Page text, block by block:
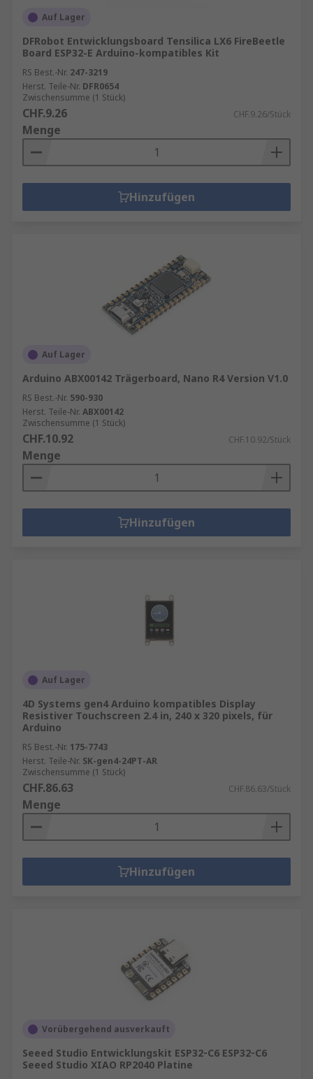
Auf Lager
DFRobot Entwicklungsboard Tensilica LX6 FireBeetle
Board ESP32-E Arduino-kompatibles Kit
RS Best.-Nr. 247-3219
Herst. Teile-Nr. DFR0654
Zwischensumme (1 Stück)
CHF.9.26 CHF.9.26/Stück
Menge
Hinzufügen
Auf Lager
Arduino ABX00142 Trägerboard, Nano R4 Version V1.0
RS Best.-Nr. 590-930
Herst. Teile-Nr. ABX00142
Zwischensumme (1 Stück)
CHF.10.92 CHF.10.92/Stück
Menge
Hinzufügen
Auf Lager
4D Systems gen4 Arduino kompatibles Display
Resistiver Touchscreen 2.4 in, 240 x 320 pixels, für
Arduino
RS Best.-Nr. 175-7743
Herst. Teile-Nr. SK-gen4-24PT-AR
Zwischensumme (1 Stück)
CHF.86.63 CHF.86.63/Stück
Menge
Hinzufügen
Vorübergehend ausverkauft
Seeed Studio Entwicklungskit ESP32‑C6 ESP32‑C6
Seeed Studio XIAO RP2040 Platine